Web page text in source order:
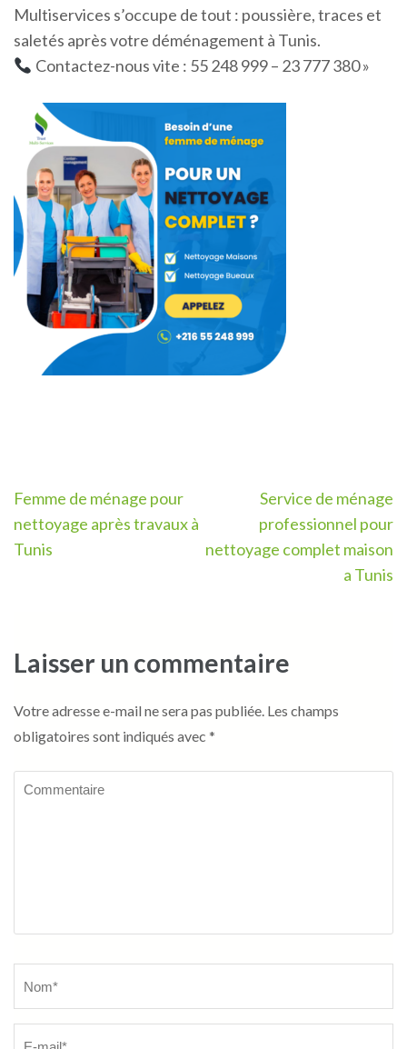
Multiservices s’occupe de tout : poussière, traces et
saletés après votre déménagement à Tunis.
Contactez-nous vite : 55 248 999 – 23 777 380 »
Navigation
de
l’article
Femme de ménage pour
nettoyage après travaux à
Tunis
Service de ménage
professionnel pour
nettoyage complet maison
a Tunis
Laisser un commentaire
Votre adresse e-mail ne sera pas publiée. Les champs
obligatoires sont indiqués avec *
Commentaire